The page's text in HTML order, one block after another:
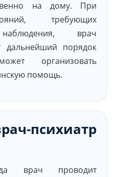
на дому. При
требующих
наблюдения, врач
дальнейший порядок
организовать
помощь.
психиатр
врач проводит